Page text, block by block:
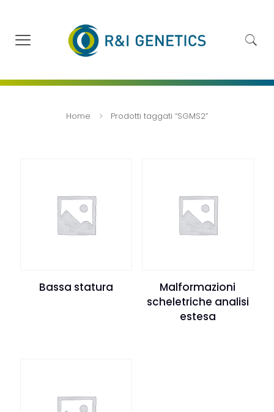
Home Prodotti taggati “SGMS2”
Bassa statura
Malformazioni
scheletriche analisi
estesa